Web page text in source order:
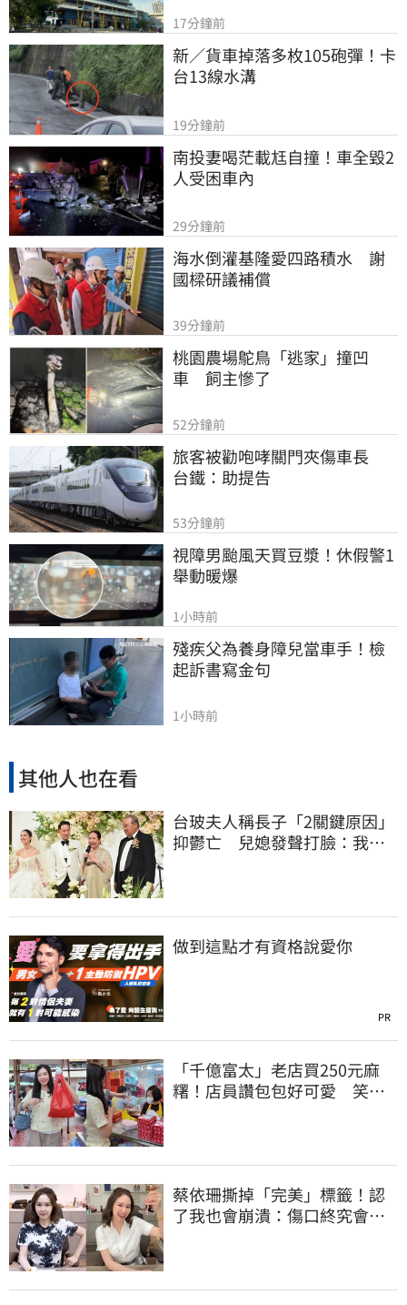
17分鐘前
新／貨車掉落多枚105砲彈！卡
台13線水溝
19分鐘前
南投妻喝茫載尪自撞！車全毀2
人受困車內
29分鐘前
海水倒灌基隆愛四路積水　謝
國樑研議補償
39分鐘前
桃園農場鴕鳥「逃家」撞凹
車　飼主慘了
52分鐘前
旅客被勸咆哮關門夾傷車長
台鐵：助提告
53分鐘前
視障男颱風天買豆漿！休假警1
舉動暖爆
1小時前
殘疾父為養身障兒當車手！檢
起訴書寫金句
1小時前
其他人也在看
台玻夫人稱長子「2關鍵原因」
抑鬱亡 兒媳發聲打臉：我從
做到這點才有資格說愛你
PR
「千億富太」老店買250元麻
糬！店員讚包包好可愛 笑
蔡依珊撕掉「完美」標籤！認
了我也會崩潰：傷口終究會癒